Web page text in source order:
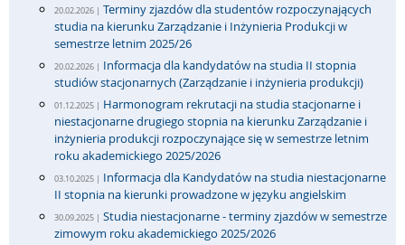
20.02.2026 | Terminy zjazdów dla studentów rozpoczynających
studia na kierunku Zarządzanie i Inżynieria Produkcji w
semestrze letnim 2025/26
20.02.2026 | Informacja dla kandydatów na studia II stopnia
studiów stacjonarnych (Zarządzanie i inżynieria produkcji)
01.12.2025 | Harmonogram rekrutacji na studia stacjonarne i
niestacjonarne drugiego stopnia na kierunku Zarządzanie i
inżynieria produkcji rozpoczynające się w semestrze letnim
roku akademickiego 2025/2026
03.10.2025 | Informacja dla Kandydatów na studia niestacjonarne
II stopnia na kierunki prowadzone w języku angielskim
30.09.2025 | Studia niestacjonarne - terminy zjazdów w semestrze
zimowym roku akademickiego 2025/2026